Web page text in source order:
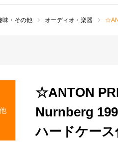
味・その他 オーディオ・楽器
☆ANTON
Nurnberg
ハードケース